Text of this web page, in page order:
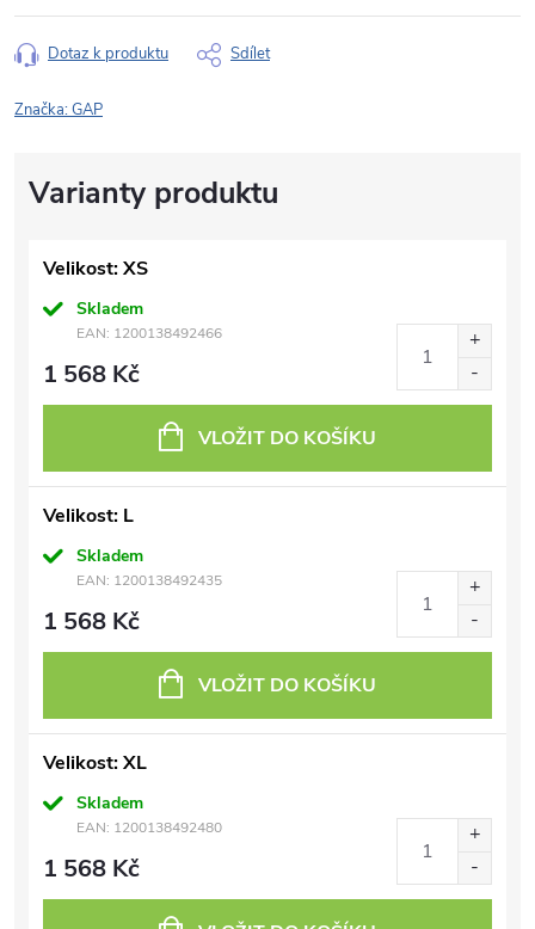
Dotaz k produktu Sdílet
Značka:GAP
Velikost: XS
Skladem
EAN: 1200138492466
1 568 Kč
VLOŽIT DO KOŠÍKU
Velikost: L
Skladem
EAN: 1200138492435
1 568 Kč
VLOŽIT DO KOŠÍKU
Velikost: XL
Skladem
EAN: 1200138492480
1 568 Kč